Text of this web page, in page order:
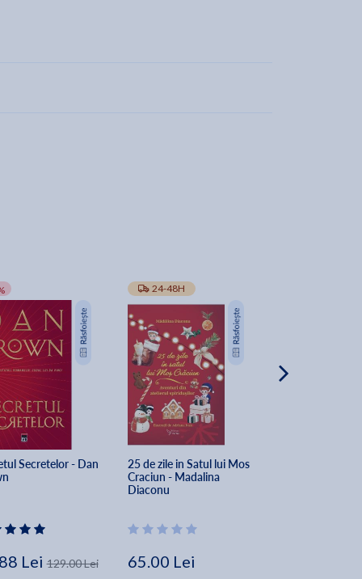
Secretelor - Dan
Lei 129.00 Lei
24-48H
25 de zile in Satul lui Mos
Craciun - Madalina
Diaconu
65.00 Lei